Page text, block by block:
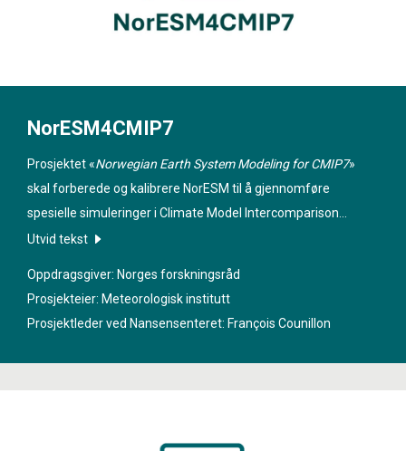
NorESM4CMIP7
Prosjektet «Norwegian Earth System Modeling for CMIP7»
skal forberede og kalibrere NorESM til å gjennomføre
spesielle simuleringer i Climate Model Intercomparison
Project 7 (CMIP7), som er avgjørende for vurderinger av
sensitivitetseksperimenter for å oppnå robust, internasjonal
vitenskapelig konsensus om nødvendige utslippsreduksjoner
for å nå målene i Parisavtalen.
Utvid tekst
Oppdragsgiver: Norges forskningsråd
Prosjekteier: Meteorologisk institutt
Prosjektleder ved Nansensenteret: François Counillon